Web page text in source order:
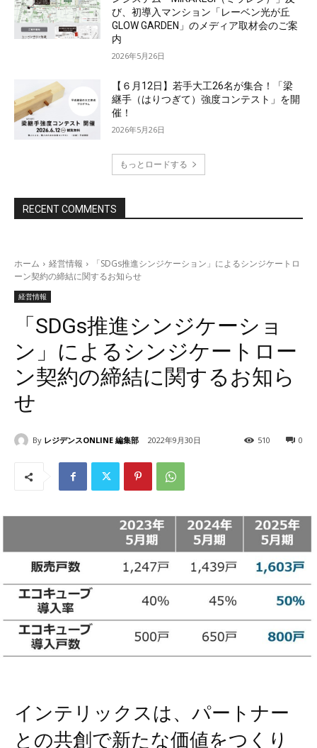
び、初導入マンション「レーベン光が丘
GLOW GARDEN」のメディア取材会のご案
内
2026年5月26日
【６月12日】若手大工26名が集合！「梁
継手（はりつぎて）強度コンテスト」を開
催！
2026年5月26日
もっとロードする
RECENT COMMENTS